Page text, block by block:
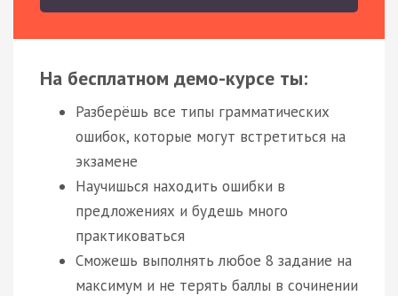
На бесплатном демо-курсе ты:
Разберёшь все типы грамматических
ошибок, которые могут встретиться на
экзамене
Научишься находить ошибки в
предложениях и будешь много
практиковаться
Сможешь выполнять любое 8 задание на
максимум и не терять баллы в сочинении